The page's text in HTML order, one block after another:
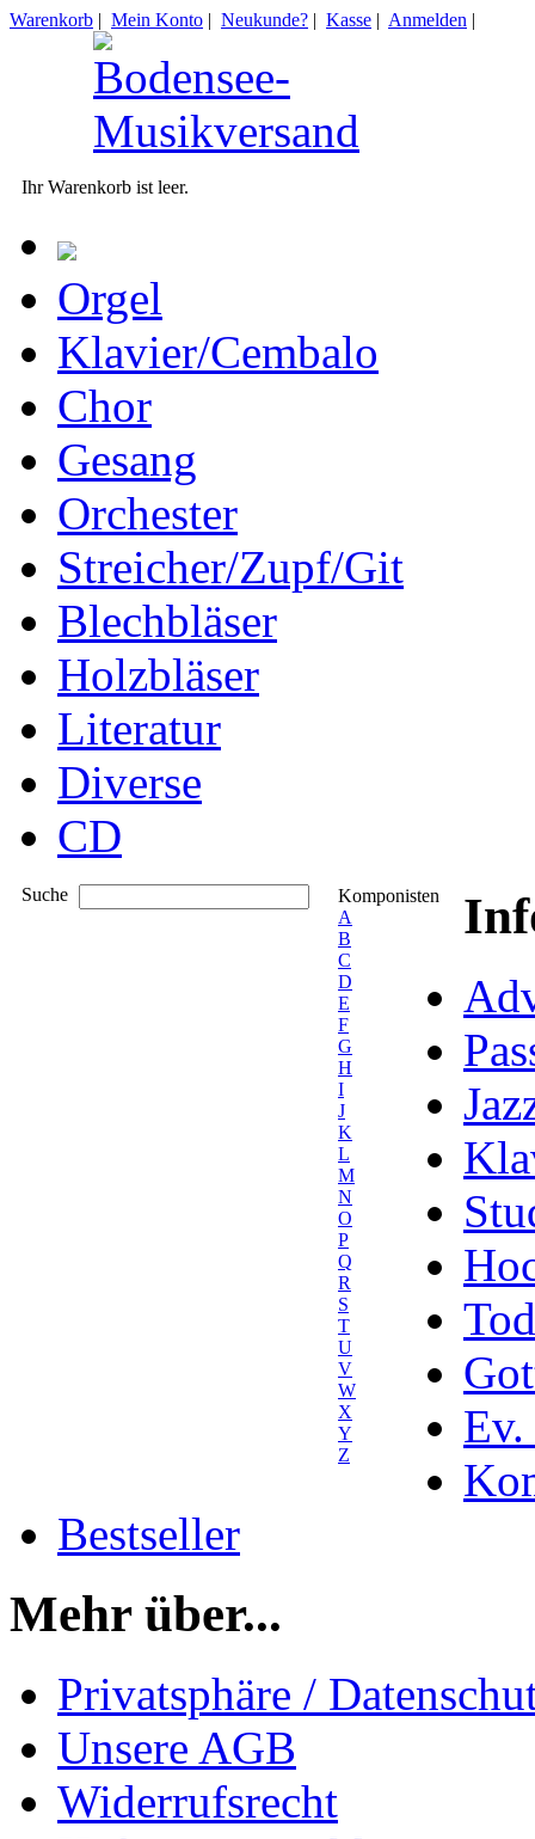
Warenkorb | Mein Konto | Neukunde? | Kasse | Anmelden |
Ihr Warenkorb ist leer.
Orgel
Klavier/Cembalo
Chor
Gesang
Orchester
Streicher/Zupf/Git
Blechbläser
Holzbläser
Literatur
Diverse
CD
Suche
Komponisten
A
B
C
D
E
F
G
H
I
J
K
L
M
N
O
P
Q
R
S
T
U
V
W
X
Y
Z
Ev.
Bestseller
Mehr über...
Privatsphäre /
Unsere AGB
Widerrufsrecht